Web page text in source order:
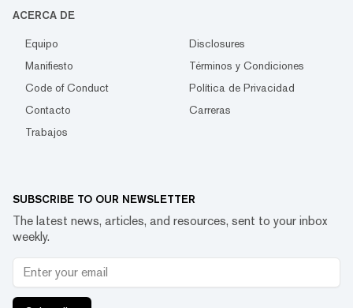
ACERCA DE
Equipo
Disclosures
Manifiesto
Términos y Condiciones
Code of Conduct
Política de Privacidad
Contacto
Carreras
Trabajos
SUBSCRIBE TO OUR NEWSLETTER
The latest news, articles, and resources, sent to your inbox
weekly.